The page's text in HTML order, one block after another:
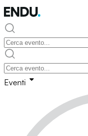
Eventi